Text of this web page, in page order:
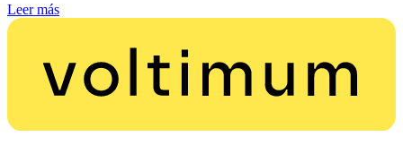
Leer más